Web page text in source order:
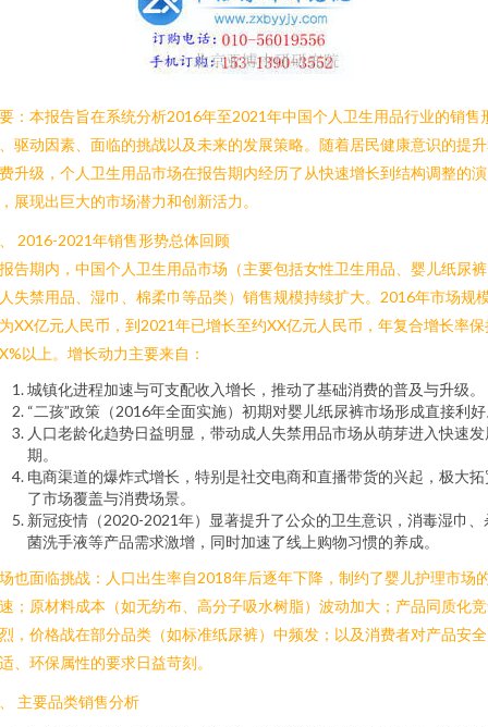
：本报告旨在系统分析2016年至2021年中国个人卫生用品行业的销售
驱动因素、面临的挑战以及未来的发展策略。随着居民健康意识的提
升级，个人卫生用品市场在报告期内经历了从快速增长到结构调整的演
展现出巨大的市场潜力和创新活力。
2016-2021年销售形势总体回顾
告期内，中国个人卫生用品市场（主要包括女性卫生用品、婴儿纸尿
失禁用品、湿巾、棉柔巾等品类）销售规模持续扩大。2016年市场规
XX亿元人民币，到2021年已增长至约XX亿元人民币，年复合增长率保
以上。增长动力主要来自：
城镇化进程加速与可支配收入增长，推动了基础消费的普及与升级。
“二孩”政策（2016年全面实施）初期对婴儿纸尿裤市场形成直接利
人口老龄化趋势日益明显，带动成人失禁用品市场从萌芽进入快速发
期。
电商渠道的爆炸式增长，特别是社交电商和直播带货的兴起，极大拓
了市场覆盖与消费场景。
新冠疫情（2020-2021年）显著提升了公众的卫生意识，消毒湿巾、
菌洗手液等产品需求激增，同时加速了线上购物习惯的养成。
也面临挑战：人口出生率自2018年后逐年下降，制约了婴儿护理市场
；原材料成本（如无纺布、高分子吸水树脂）波动加大；产品同质化
，价格战在部分品类（如标准纸尿裤）中频发；以及消费者对产品安
、环保属性的要求日益苛刻。
主要品类销售分析